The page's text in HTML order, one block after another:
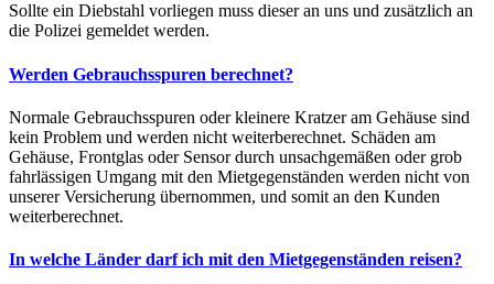
Sollte ein Diebstahl vorliegen muss dieser an uns und zusätzlich an
die Polizei gemeldet werden.
Werden Gebrauchsspuren berechnet?
Normale Gebrauchsspuren oder kleinere Kratzer am Gehäuse sind
kein Problem und werden nicht weiterberechnet. Schäden am
Gehäuse, Frontglas oder Sensor durch unsachgemäßen oder grob
fahrlässigen Umgang mit den Mietgegenständen werden nicht von
unserer Versicherung übernommen, und somit an den Kunden
weiterberechnet.
In welche Länder darf ich mit den Mietgegenständen reisen?